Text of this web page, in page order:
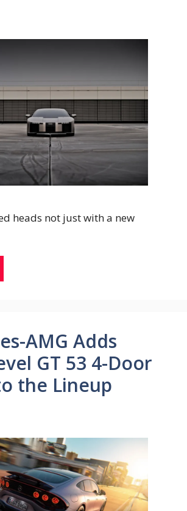
heads not just with a new
AMG Adds
GT 53 4-Door
the Lineup